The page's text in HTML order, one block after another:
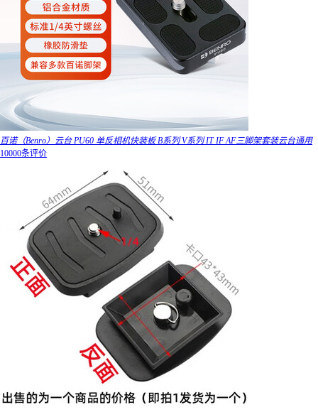
百诺（Benro）云台 PU60 单反相机快装板 B系列 V系列 IT IF AF三脚架套装云台通用
10000条评价